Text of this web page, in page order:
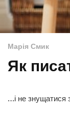
Марія Смик
Як
…і не знущатися